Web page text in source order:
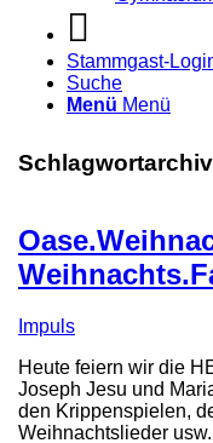
Stammgast-
Suche
Menü Menü
Impuls
Heute feiern wir die
Joseph Jesu und
den Krippenspielen,
Weihnachtslieder